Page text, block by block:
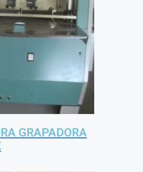
GRAPADORA